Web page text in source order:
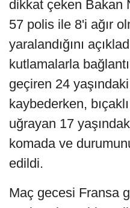
dikkat çeken Bakan
57 polis ile 8'i ağır
yaralandığını
kutlamalarla
geçiren 24
kaybederken,
uğrayan 17
komada ve
edildi.
Maç gecesi Fransa